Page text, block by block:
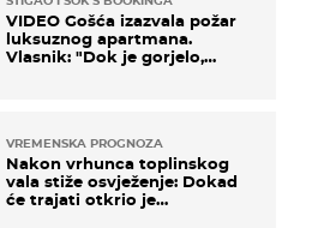
VIDEO Gošća izazvala požar
luksuznog apartmana.
Vlasnik: "Dok je gorjelo,
VREMENSKA PROGNOZA
Nakon vrhunca toplinskog
vala stiže osvježenje: Dokad
će trajati otkrio je